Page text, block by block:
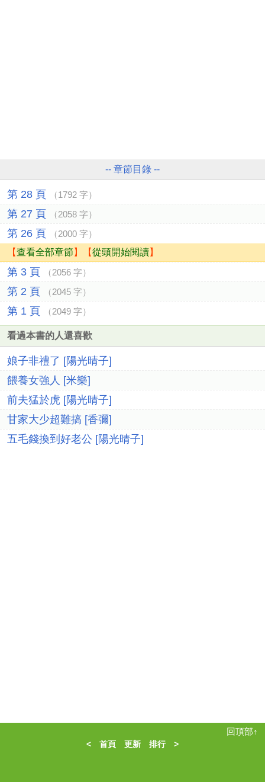
-- 章節目錄 --
第 28 頁 （1792 字）
第 27 頁 （2058 字）
第 26 頁 （2000 字）
【查看全部章節 】【從頭開始閱讀】
第 3 頁 （2056 字）
第 2 頁 （2045 字）
第 1 頁 （2049 字）
看過本書的人還喜歡
娘子非禮了 [陽光晴子]
餵養女強人 [米樂]
前夫猛於虎 [陽光晴子]
甘家大少超難搞 [香彌]
五毛錢換到好老公 [陽光晴子]
回頂部↑
< 首頁 更新 排行>